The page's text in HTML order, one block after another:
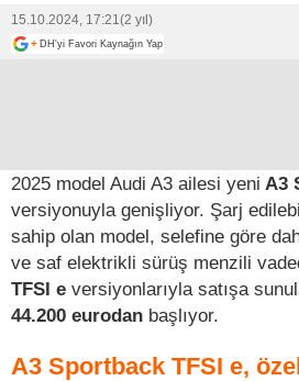
15.10.2024, 17:21 (2 yıl)
+ DH'yi Favori Kaynağın Yap
2025 model Audi A3 ailesi yeni A3
versiyonuyla genişliyor. Şarj
sahip olan model, selefine göre
ve saf elektrikli sürüş menzili
TFSI e versiyonlarıyla satışa
44.200 eurodan başlıyor.
A3 Sportback TFSI e,